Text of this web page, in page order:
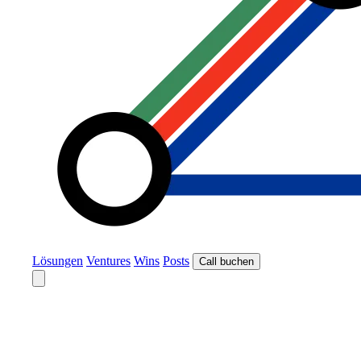
Lösungen Ventures Wins Posts Call buchen